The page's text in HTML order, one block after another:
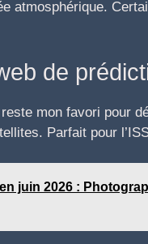
atmosphérique.
de
mon favori pour
Parfait pour
juin 2026 :